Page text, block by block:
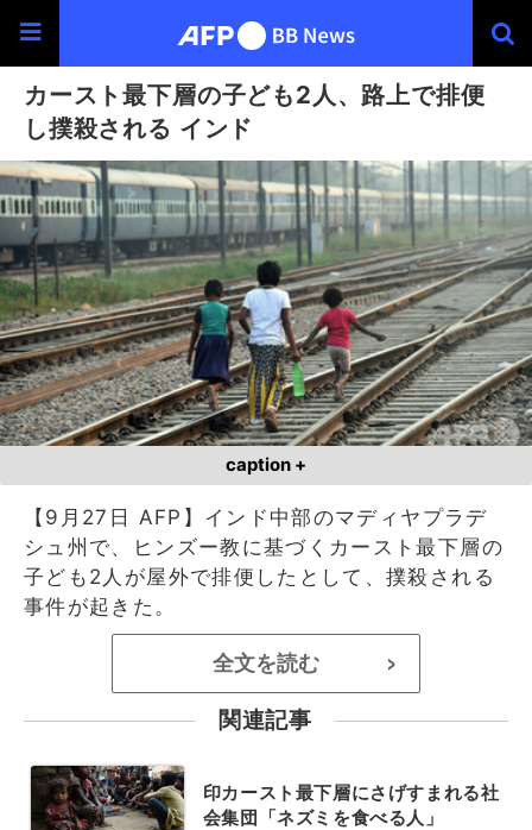
カースト最下層の子ども2人、路上で排便
し撲殺される インド
caption +
【9月27日 AFP】インド中部のマディヤプラデ
シュ州で、ヒンズー教に基づくカースト最下層の
子ども2人が屋外で排便したとして、撲殺される
事件が起きた。
全文を読む >
関連記事
印カースト最下層にさげすまれる社
会集団「ネズミを食べる人」